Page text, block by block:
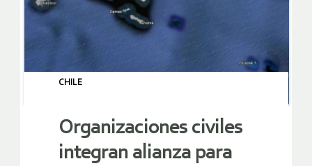
CHILE
Organizaciones civiles
integran alianza para